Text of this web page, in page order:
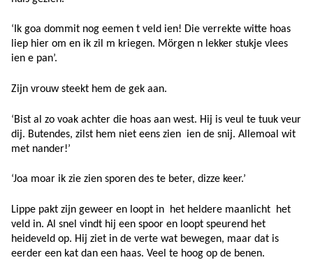
‘Ik goa dommit nog eemen t veld ien! Die verrekte witte hoas
liep hier om en ik zil m kriegen. Mörgen n lekker stukje vlees
ien e pan’.
Zijn vrouw steekt hem de gek aan.
‘Bist al zo voak achter die hoas aan west. Hij is veul te tuuk veur
dij. Butendes, zilst hem niet eens zien ien de snij. Allemoal wit
met nander!’
‘Joa moar ik zie zien sporen des te beter, dizze keer.’
Lippe pakt zijn geweer en loopt in het heldere maanlicht het
veld in. Al snel vindt hij een spoor en loopt speurend het
heideveld op. Hij ziet in de verte wat bewegen, maar dat is
eerder een kat dan een haas. Veel te hoog op de benen.